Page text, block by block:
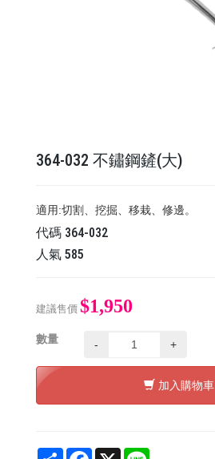
364-032 不鏽鋼鏟(大)
適用:切割、挖掘、移栽、修邊。
代碼 364-032
人氣 585
建議售價 $1,950
數量 - +
加入購物車
Share Facebook
X